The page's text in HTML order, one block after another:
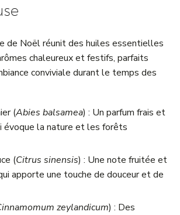
de Noël réunit des huiles essentielles
chaleureux et festifs, parfaits
conviviale durant le temps des
(Abies balsamea) : Un parfum frais et
évoque la nature et les forêts
(Citrus sinensis) : Une note fruitée et
apporte une touche de douceur et de
zeylandicum) : Des